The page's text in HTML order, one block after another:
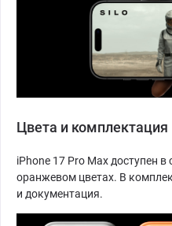
Цвета и комплектация
iPhone 17 Pro Max доступен
оранжевом цветах. В
и документация.